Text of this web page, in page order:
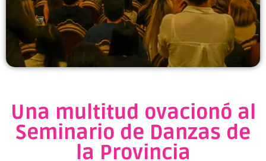
Una multitud ovacionó al
Seminario de Danzas de
la Provincia